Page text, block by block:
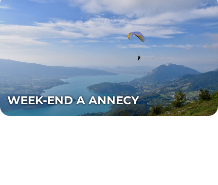
WEEK-END A ANNECY